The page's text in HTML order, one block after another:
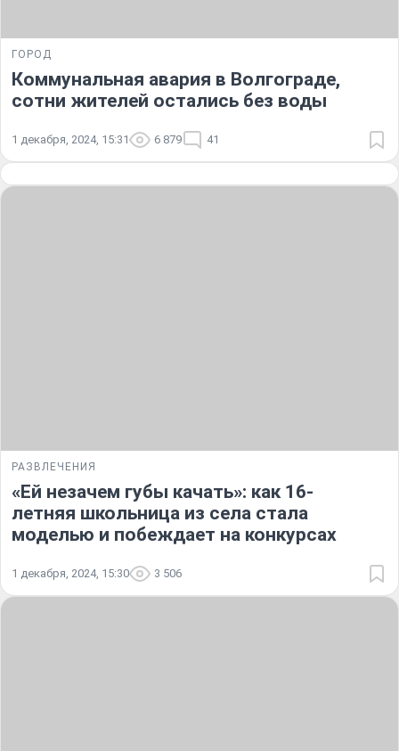
ГОРОД
Коммунальная авария в Волгограде,
сотни жителей остались без воды
1 декабря, 2024, 15:31 6 879 41
РАЗВЛЕЧЕНИЯ
«Ей незачем губы качать»: как 16-
летняя школьница из села стала
моделью и побеждает на конкурсах
1 декабря, 2024, 15:30 3 506